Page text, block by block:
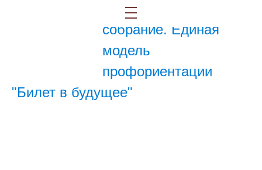
Родительское
собрание. Единая
модель
профориентации
"Билет в будущее"